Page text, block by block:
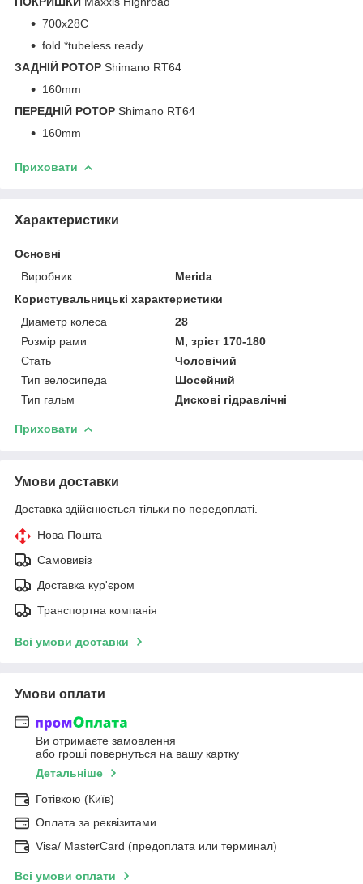
700x28C
fold *tubeless ready
ЗАДНІЙ РОТОР Shimano RT64
160mm
ПЕРЕДНІЙ РОТОР Shimano RT64
160mm
Приховати
Характеристики
Основні
Виробник
Merida
Користувальницькі характеристики
Диаметр колеса
28
Розмір рами
M, зріст 170-180
Стать
Чоловічий
Тип велосипеда
Шосейний
Тип гальм
Дискові гідравлічні
Приховати
Умови доставки
Доставка здійснюється тільки по передоплаті.
Нова Пошта
Самовивіз
Доставка кур'єром
Транспортна компанія
Всі умови доставки
Умови оплати
Ви отримаєте замовлення
або гроші повернуться на вашу картку
Детальніше
Готівкою (Київ)
Оплата за реквізитами
Visa/ MasterCard (предоплата или терминал)
Всі умови оплати